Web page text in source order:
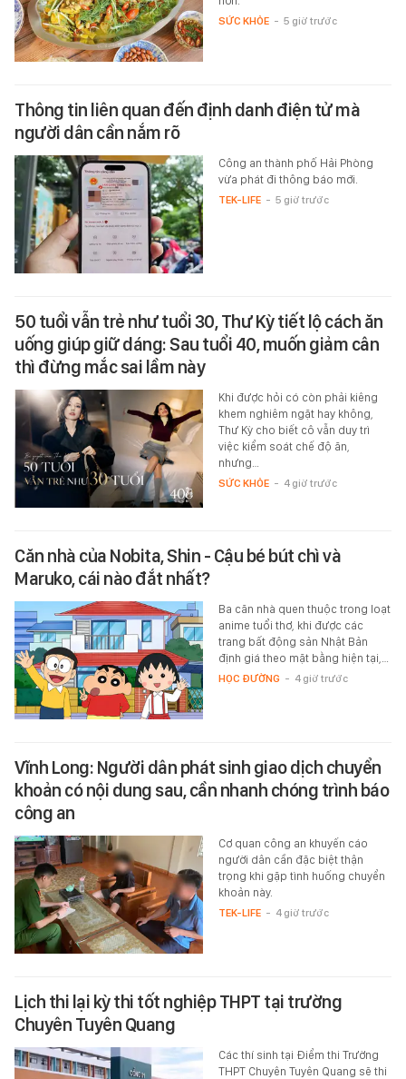
SỨC KHỎE - 5 giờ trước
Thông tin liên quan đến định danh điện tử mà
người dân cần nắm rõ
Công an thành phố Hải Phòng
vừa phát đi thông báo mới.
TEK-LIFE - 5 giờ trước
50 tuổi vẫn trẻ như tuổi 30, Thư Kỳ tiết lộ cách ăn
uống giúp giữ dáng: Sau tuổi 40, muốn giảm cân
thì đừng mắc sai lầm này
Khi được hỏi có còn phải kiêng
khem nghiêm ngặt hay không,
Thư Kỳ cho biết cô vẫn duy trì
việc kiểm soát chế độ ăn,
nhưng…
SỨC KHỎE - 4 giờ trước
Căn nhà của Nobita, Shin - Cậu bé bút chì và
Maruko, cái nào đắt nhất?
Ba căn nhà quen thuộc trong loạt
anime tuổi thơ, khi được các
trang bất động sản Nhật Bản
định giá theo mặt bằng hiện tại,…
HỌC ĐƯỜNG - 4 giờ trước
Vĩnh Long: Người dân phát sinh giao dịch chuyển
khoản có nội dung sau, cần nhanh chóng trình báo
công an
Cơ quan công an khuyến cáo
người dân cần đặc biệt thận
trọng khi gặp tình huống chuyển
khoản này.
TEK-LIFE - 4 giờ trước
Lịch thi lại kỳ thi tốt nghiệp THPT tại trường
Chuyên Tuyên Quang
Các thí sinh tại Điểm thi Trường
THPT Chuyên Tuyên Quang sẽ thi